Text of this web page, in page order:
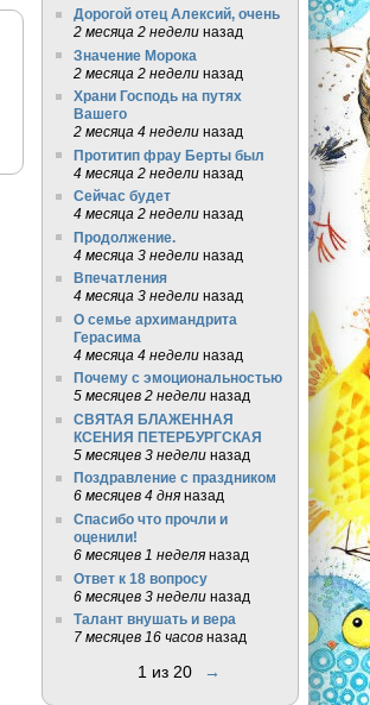
Дорогой отец Алексий, очень
2 месяца 2 неделиназад
Значение Морока
2 месяца 2 неделиназад
Храни Господь на путях
Вашего
2 месяца 4 неделиназад
Протитип фрау Берты был
4 месяца 2 неделиназад
Сейчас будет
4 месяца 2 неделиназад
Продолжение.
4 месяца 3 неделиназад
Впечатления
4 месяца 3 неделиназад
О семье архимандрита
Герасима
4 месяца 4 неделиназад
Почему с эмоциональностью
5 месяцев 2 неделиназад
СВЯТАЯ БЛАЖЕННАЯ
КСЕНИЯ ПЕТЕРБУРГСКАЯ
5 месяцев 3 неделиназад
Поздравление с праздником
6 месяцев 4 дняназад
Спасибо что прочли и
оценили!
6 месяцев 1 неделяназад
Ответ к 18 вопросу
6 месяцев 3 неделиназад
Талант внушать и вера
7 месяцев 16 часовназад
1 из 20 →